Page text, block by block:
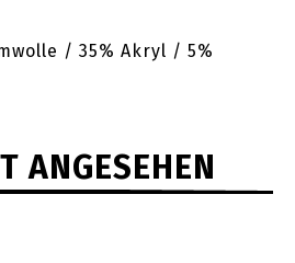
/ 35% Akryl / 5%
ANGESEHEN